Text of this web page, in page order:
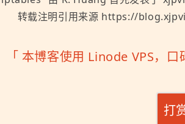
转载注明引用来源 https://
「 本博客使用 Linode VPS，
打